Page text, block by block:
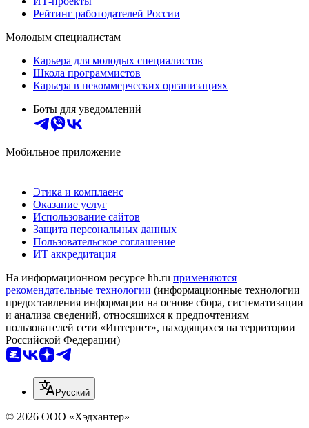
Рейтинг работодателей России
Молодым специалистам
Карьера для молодых специалистов
Школа программистов
Карьера в некоммерческих организациях
Боты для уведомлений
Мобильное приложение
Этика и комплаенс
Оказание услуг
Использование сайтов
Защита персональных данных
Пользовательское соглашение
ИТ аккредитация
На информационном ресурсе hh.ru применяются
рекомендательные технологии (информационные технологии
предоставления информации на основе сбора, систематизации
и анализа сведений, относящихся к предпочтениям
пользователей сети «Интернет», находящихся на территории
Российской Федерации)
Русский
© 2026 ООО «Хэдхантер»